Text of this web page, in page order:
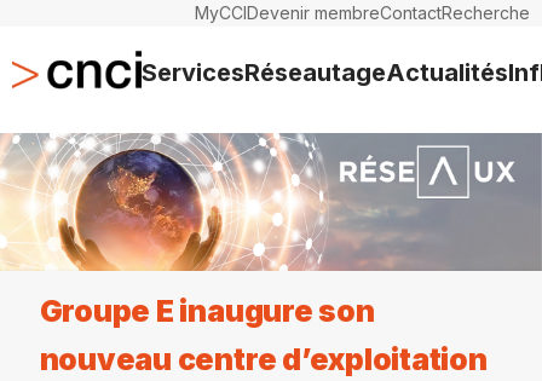
MyCCIDevenir membreContactRecherche
ServicesRéseautageActualités
Groupe E inaugure son
nouveau centre d’exploitation